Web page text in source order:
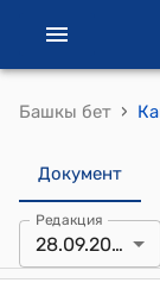
Башкы бет ›
Документ
Редакция
28.09.2021